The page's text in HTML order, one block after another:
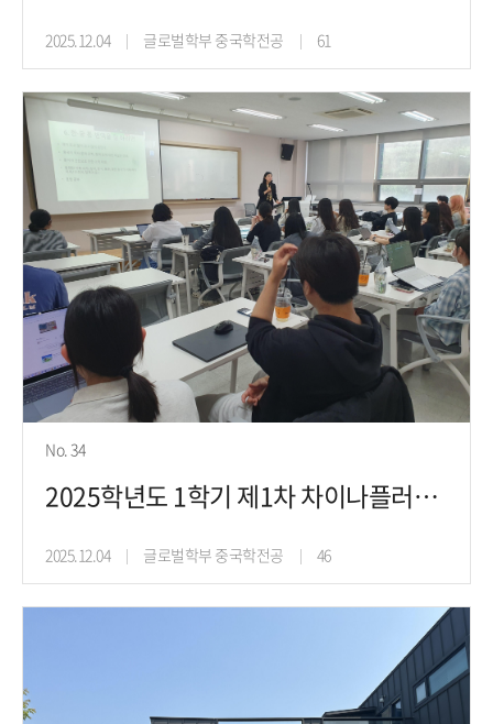
2025.12.04 글로벌학부 중국학전공 61
No. 34
2025학년도 1학기 제1차 차이나플러스프로젝트 진로취업특강(25.5.14)
2025.12.04 글로벌학부 중국학전공 46